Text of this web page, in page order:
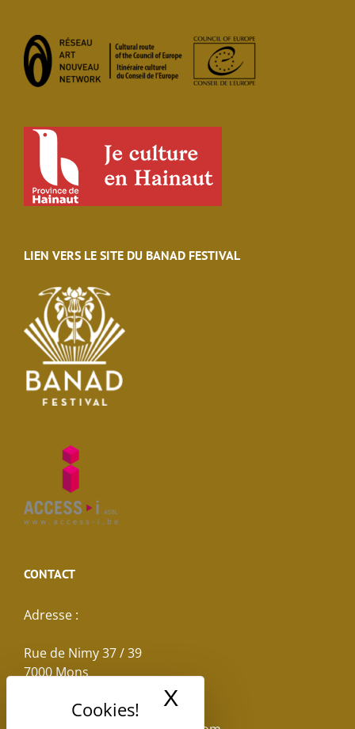
X
LIEN VERS LE SITE DU BANAD FESTIVAL
CONTACT
Adresse :
Rue de Nimy 37 / 39
7000 Mons